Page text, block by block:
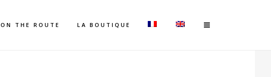
ON THE ROUTE LA BOUTIQUE